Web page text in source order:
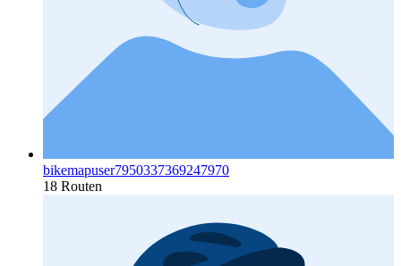
bikemapuser7950337369247970
18 Routen